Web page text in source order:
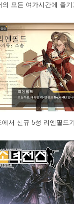
의 모든 여가시간에 즐
서 신규 5성 리엔필드